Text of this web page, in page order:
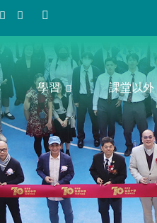
學習 課堂以外